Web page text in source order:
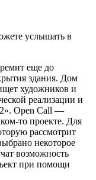
услышать в
еще до
здания. Дом
художников и
реализации и
2». Open Сall —
то проекте. Для
рассмотрит
некоторое
возможность
при помощи